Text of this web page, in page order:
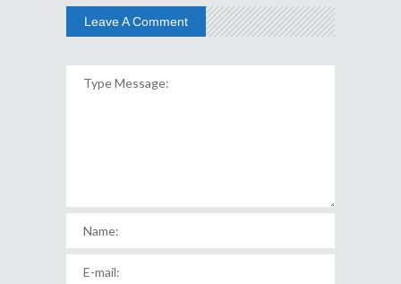
Leave A Comment